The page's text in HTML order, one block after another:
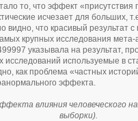
то, что эффект
исчезает для больших,
что красивый результат с
крупных исследования
указывала на результат,
исследований используемые в
как проблема «частных
эффекта.
влияния человеческого
выборки).